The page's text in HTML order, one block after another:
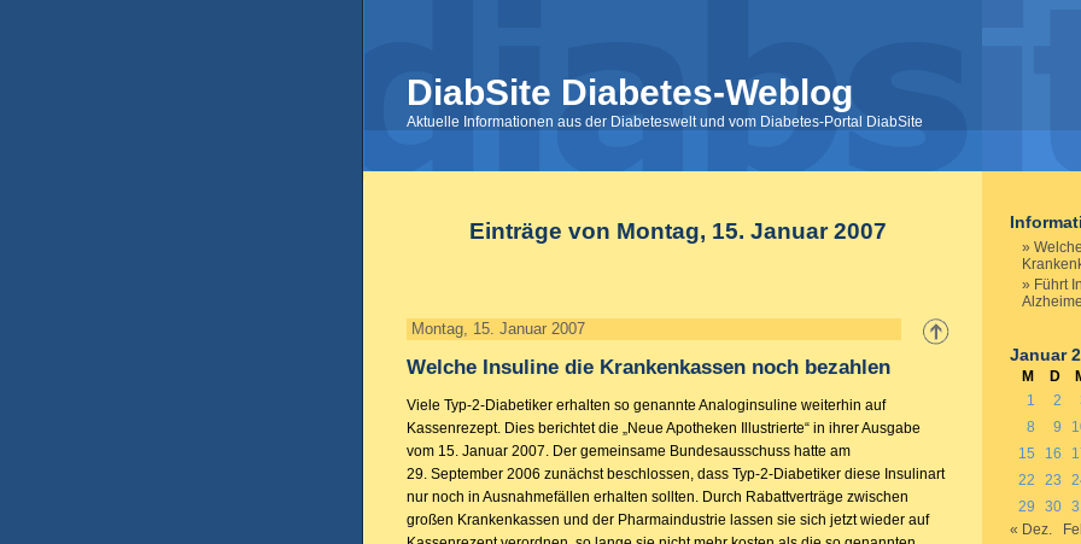
DiabSite Diabetes-Weblog
Aktuelle Informationen aus der Diabeteswelt und vom Diabetes-Portal DiabSite
Einträge von Montag, 15. Januar 2007
Montag, 15. Januar 2007
Welche Insuline die Krankenkassen noch bezahlen
Viele Typ-2-Diabetiker erhalten so genannte Analoginsuline weiterhin auf
Kassenrezept. Dies berichtet die „Neue Apotheken Illustrierte“ in ihrer Ausgabe
vom 15. Januar 2007. Der gemeinsame Bundesausschuss hatte am
29. September 2006 zunächst beschlossen, dass Typ-2-Diabetiker diese Insulinart
nur noch in Ausnahmefällen erhalten sollten. Durch Rabattverträge zwischen
großen Krankenkassen und der Pharmaindustrie lassen sie sich jetzt wieder auf
Führt
Januar
M D
1
2
8
9
15
16
22
23
29
30
« Dez.